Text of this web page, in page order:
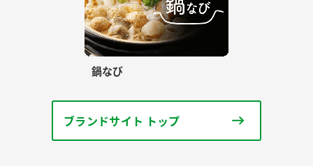
鍋なび
ブランドサイト トップ